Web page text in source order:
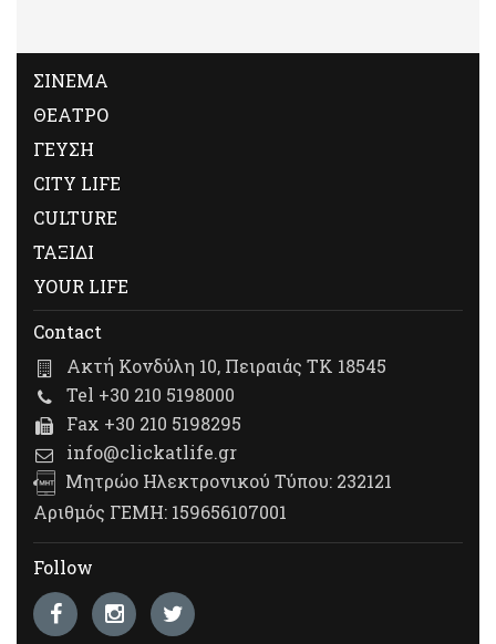
ΣΙΝΕΜΑ
ΘΕΑΤΡΟ
ΓΕΥΣΗ
CITY LIFE
CULTURE
ΤΑΞΙΔΙ
YOUR LIFE
Contact
Ακτή Κονδύλη 10, Πειραιάς ΤΚ 18545
Tel +30 210 5198000
Fax +30 210 5198295
info@clickatlife.gr
Μητρώο Ηλεκτρονικού Τύπου: 232121
Αριθμός ΓΕΜΗ: 159656107001
Follow